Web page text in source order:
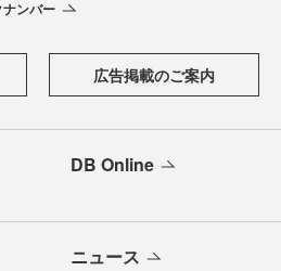
ンバー
広告掲載のご案内
DB Online
ニュース